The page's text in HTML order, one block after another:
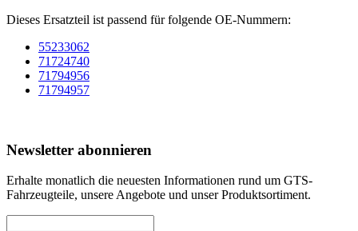
Dieses Ersatzteil ist passend für folgende OE-Nummern:
55233062
71724740
71794956
71794957
Newsletter abonnieren
Erhalte monatlich die neuesten Informationen rund um GTS-
Fahrzeugteile, unsere Angebote und unser Produktsortiment.